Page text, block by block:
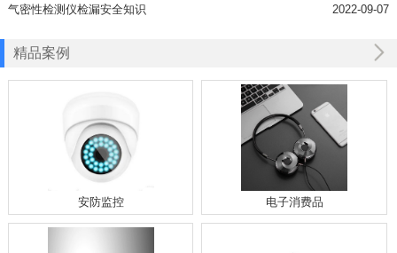
气密性检测仪检漏安全知识 2022-09-07
精品案例
安防监控 电子消费品